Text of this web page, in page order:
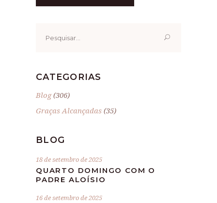
por:
CATEGORIAS
Blog(306)
Graças Alcançadas (35)
BLOG
18 de setembro de 2025
QUARTO DOMINGO COM O
PADRE ALOÍSIO
16 de setembro de 2025